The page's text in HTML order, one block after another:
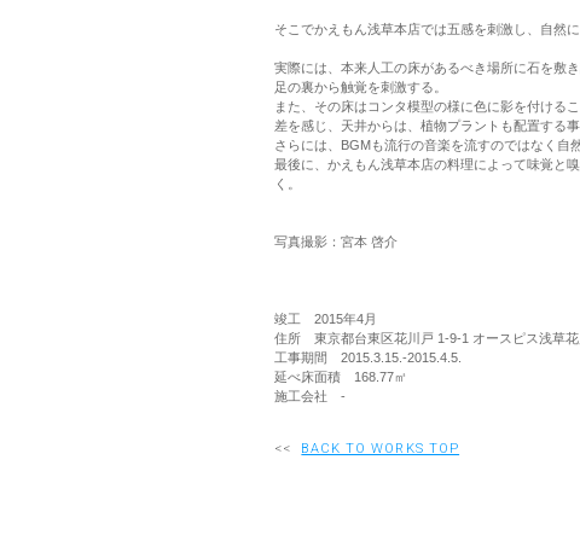
そこでかえもん浅草本店では五感を刺激し、自然
実際には、本来人工の床があるべき場所に石を敷
足の裏から触覚を刺激する。
また、その床はコンタ模型の様に色に影を付ける
差を感じ、天井からは、植物プラントも配置する
さらには、BGMも流行の音楽を流すのではなく自
最後に、かえもん浅草本店の料理によって味覚と
く。
写真撮影：宮本 啓介
竣工 2015年4月
住所 東京都台東区花川戸 1-9-1 オースピス浅草
工事期間 2015.3.15.-2015.4.5.
延べ床面積 168.77㎡
施工会社 -
<< BACK TO WORKS TOP